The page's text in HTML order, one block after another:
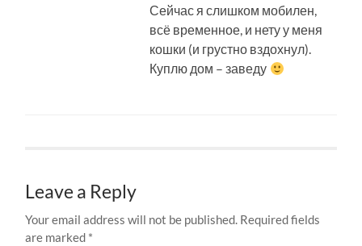
Сейчас я слишком мобилен,
всё временное, и нету у меня
кошки (и грустно вздохнул).
Куплю дом – заведу
Leave a Reply
Your email address will not be published. Required fields
are marked *